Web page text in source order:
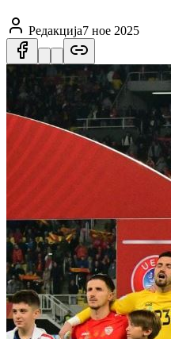
Редакција7 ное 2025